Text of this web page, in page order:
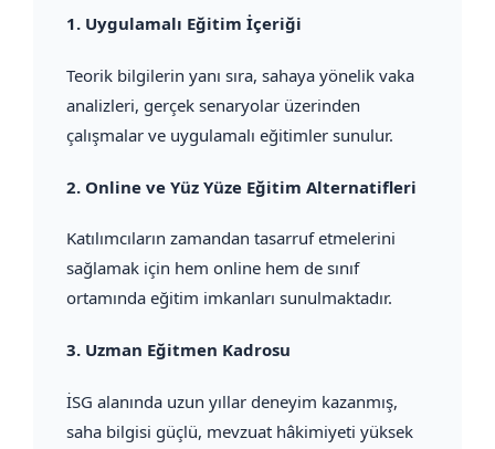
1. Uygulamalı Eğitim İçeriği
Teorik bilgilerin yanı sıra, sahaya yönelik vaka
analizleri, gerçek senaryolar üzerinden
çalışmalar ve uygulamalı eğitimler sunulur.
2. Online ve Yüz Yüze Eğitim Alternatifleri
Katılımcıların zamandan tasarruf etmelerini
sağlamak için hem online hem de sınıf
ortamında eğitim imkanları sunulmaktadır.
3. Uzman Eğitmen Kadrosu
İSG alanında uzun yıllar deneyim kazanmış,
saha bilgisi güçlü, mevzuat hâkimiyeti yüksek